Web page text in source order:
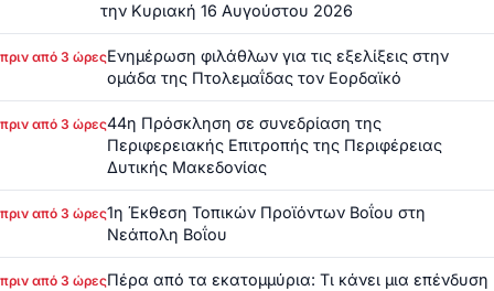
την Κυριακή 16 Αυγούστου 2026
πριν από 3 ώρεςΕνημέρωση φιλάθλων για τις εξελίξεις στην
ομάδα της Πτολεμαΐδας τον Εορδαϊκό
πριν από 3 ώρες44η Πρόσκληση σε συνεδρίαση της
Περιφερειακής Επιτροπής της Περιφέρειας
Δυτικής Μακεδονίας
πριν από 3 ώρες1η Έκθεση Τοπικών Προϊόντων Βοΐου στη
Νεάπολη Βοΐου
πριν από 3 ώρεςΠέρα από τα εκατομμύρια: Τι κάνει μια επένδυση